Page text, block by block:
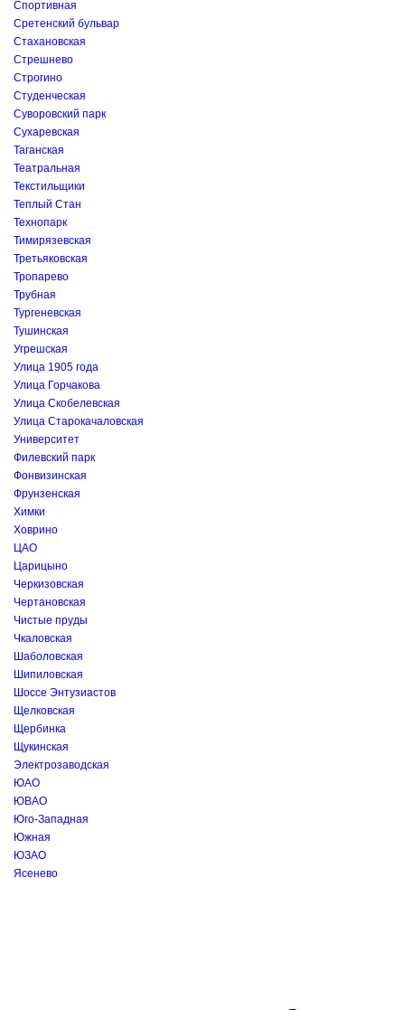
Спортивная
Сретенский бульвар
Стахановская
Стрешнево
Строгино
Студенческая
Суворовский парк
Сухаревская
Таганская
Театральная
Текстильщики
Теплый Стан
Технопарк
Тимирязевская
Третьяковская
Тропарево
Трубная
Тургеневская
Тушинская
Угрешская
Улица 1905 года
Улица Горчакова
Улица Скобелевская
Улица Старокачаловская
Университет
Филевский парк
Фонвизинская
Фрунзенская
Химки
Ховрино
ЦАО
Царицыно
Черкизовская
Чертановская
Чистые пруды
Чкаловская
Шаболовская
Шипиловская
Шоссе Энтузиастов
Щелковская
Щербинка
Щукинская
Электрозаводская
ЮАО
ЮВАО
Юго-Западная
Южная
ЮЗАО
Ясенево